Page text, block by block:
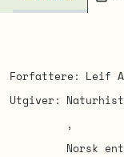
Forfattere Leif
Utgiver
Norsk